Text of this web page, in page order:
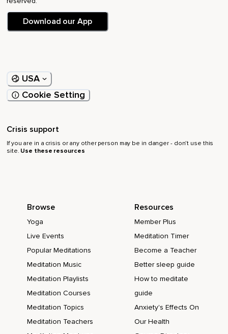
Öffne sanft deine Augen,
Komme wieder an im Hier und Jetzt,
Hat sich etwas verändert?
Und welches Bild hat sich dir gezeigt?
Ich würde mich von Herzen freuen.
Download our App
USA
Cookie Setting
Crisis support
If you are in a crisis or any other person may be in danger - don’t use this
site. Use these resources
Browse
Yoga
Live Events
Popular Meditations
Meditation Music
Meditation Playlists
Meditation Courses
Meditation Topics
Meditation Teachers
Resources
Member Plus
Meditation Timer
Become a Teacher
Better sleep guide
How to meditate
guide
Anxiety's Effects On
Our Health